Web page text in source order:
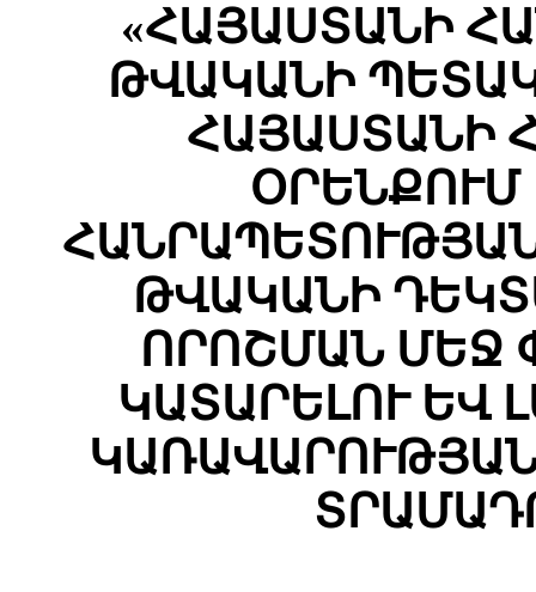
«ՀԱՅԱՍՏԱՆԻ
ԹՎԱԿԱՆԻ
ՀԱՅԱՍՏԱՆԻ
ԹՎԱԿԱՆԻ
ՈՐՈՇՄԱՆ ՄԵՋ
ԿԱՏԱՐԵԼՈՒ ԵՎ